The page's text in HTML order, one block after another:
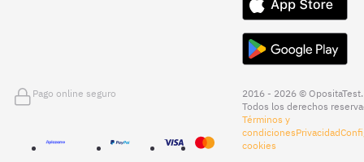
Pago online seguro
2016 - 2026 © OpositaTest.
Todos los derechos
Términos y
condicionesPrivacidad
cookies